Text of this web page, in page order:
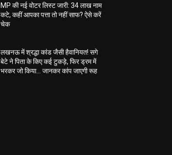
MP की नई वोटर लिस्ट जारी: 34 लाख नाम
कटे, कहीं आपका पत्ता तो नहीं साफ? ऐसे करें
चेक
लखनऊ में श्रद्धा कांड जैसी हैवानियत! सगे
बेटे ने पिता के किए कई टुकड़े, फिर ड्रम में
भरकर जो किया… जानकर कांप जाएगी रूह